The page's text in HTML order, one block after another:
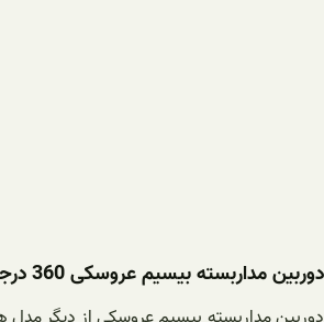
دوربین مداربسته بیسیم عروسکی 360 درجه